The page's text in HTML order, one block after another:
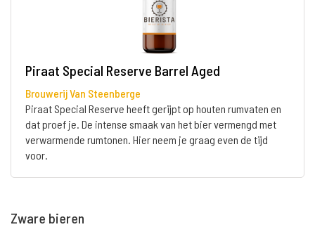
Piraat Special Reserve Barrel Aged
Brouwerij Van Steenberge
Piraat Special Reserve heeft gerijpt op houten rumvaten en
dat proef je. De intense smaak van het bier vermengd met
verwarmende rumtonen. Hier neem je graag even de tijd
voor.
Zware bieren